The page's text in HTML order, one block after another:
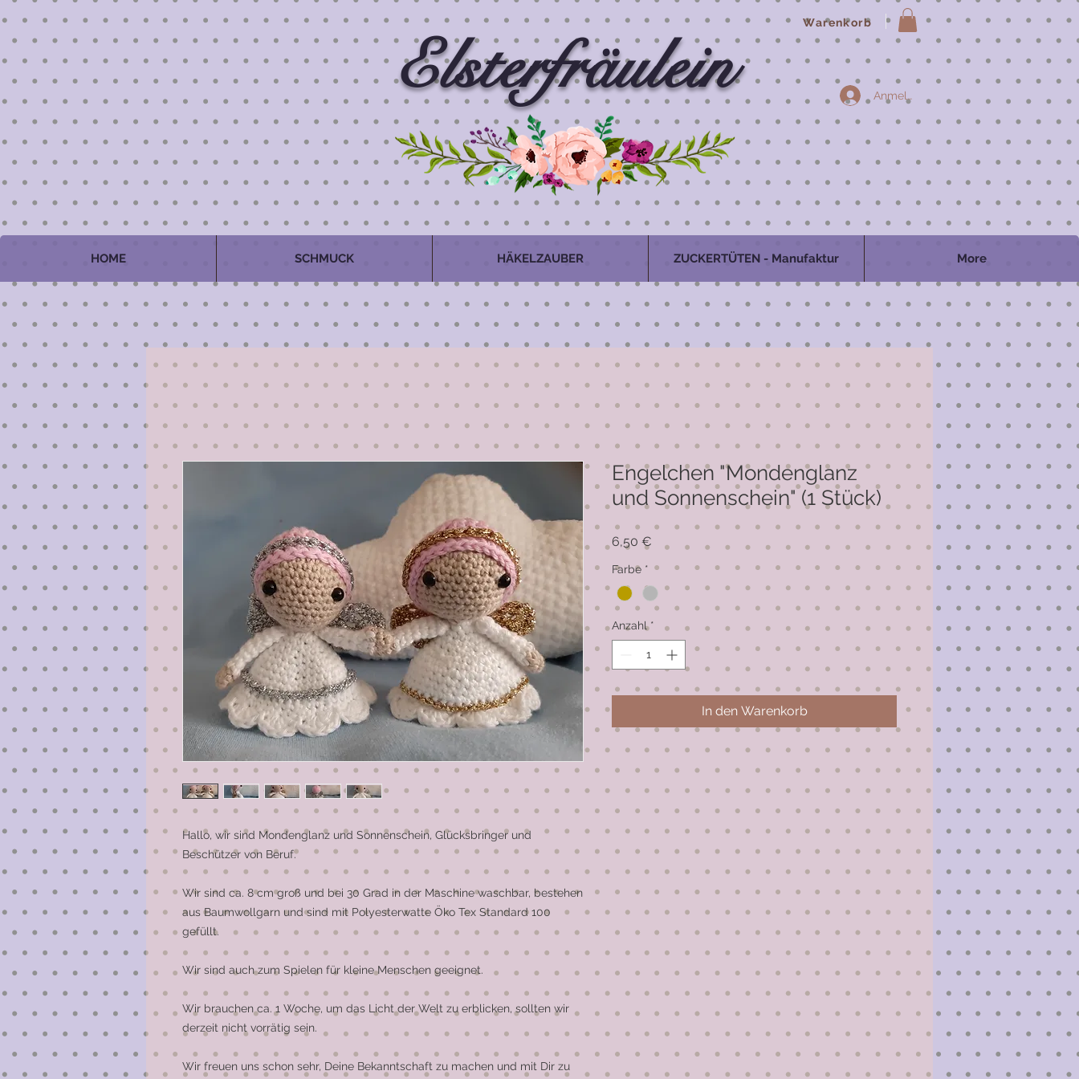
Warenkorb
Elsterfräulein
HOME SCHMUCK HÄKELZAUBER ZUCKERTÜTEN - Manufaktur More
Anmelden
Hallo, wir sind Mondenglanz und Sonnenschein, Glücksbringer und
Beschützer von Beruf.
Wir sind ca. 8 cm groß und bei 30 Grad in der Maschine waschbar, bestehen
aus Baumwollgarn und sind mit Polyesterwatte Öko Tex Standard 100
gefüllt.
Wir sind auch zum Spielen für kleine Menschen geeignet.
Wir brauchen ca. 1 Woche, um das Licht der Welt zu erblicken, sollten wir
derzeit nicht vorrätig sein.
Wir freuen uns schon sehr, Deine Bekanntschaft zu machen und mit Dir zu
Engelchen "Mondenglanz
und Sonnenschein" (1 Stück)
6,50 €
Farbe *
Anzahl *
In den Warenkorb